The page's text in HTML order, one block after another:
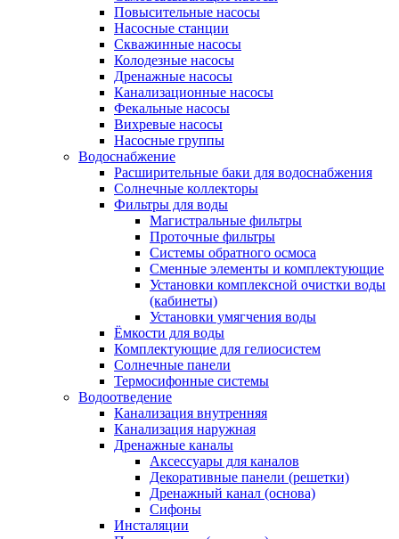
Повысительные насосы
Насосные станции
Скважинные насосы
Колодезные насосы
Дренажные насосы
Канализационные насосы
Фекальные насосы
Вихревые насосы
Насосные группы
Водоснабжение
Расширительные баки для водоснабжения
Солнечные коллекторы
Фильтры для воды
Магистральные фильтры
Проточные фильтры
Системы обратного осмоса
Сменные элементы и комплектующие
Установки комплексной очистки воды
(кабинеты)
Установки умягчения воды
Ёмкости для воды
Комплектующие для гелиосистем
Солнечные панели
Термосифонные системы
Водоотведение
Канализация внутренняя
Канализация наружная
Дренажные каналы
Аксессуары для каналов
Декоративные панели (решетки)
Дренажный канал (основа)
Сифоны
Инсталяции